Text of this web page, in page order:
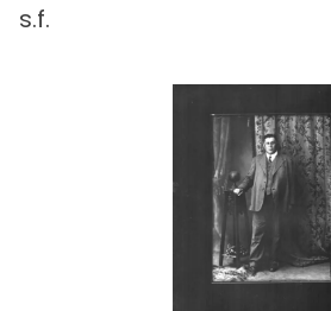
s.f.